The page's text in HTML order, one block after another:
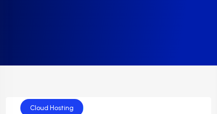
Cloud Hosting